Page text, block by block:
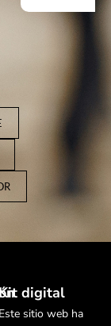
digital
Este sitio web ha